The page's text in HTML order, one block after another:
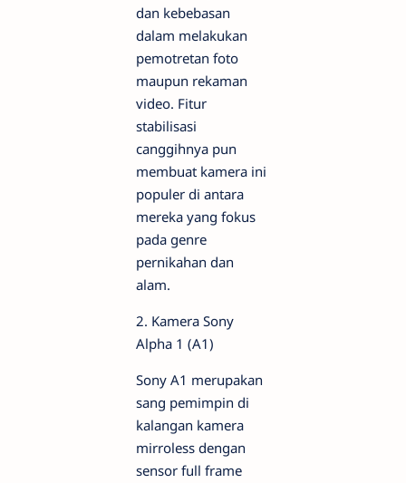
dan kebebasan
dalam melakukan
pemotretan foto
maupun rekaman
video. Fitur
stabilisasi
canggihnya pun
membuat kamera ini
populer di antara
mereka yang fokus
pada genre
pernikahan dan
alam.
2. Kamera Sony
Alpha 1 (A1)
Sony A1 merupakan
sang pemimpin di
kalangan kamera
mirroless dengan
sensor full frame